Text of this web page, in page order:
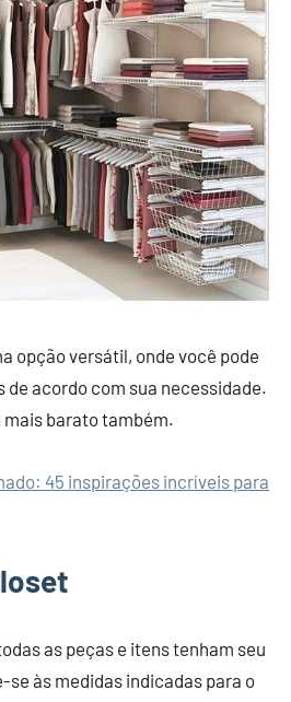
opção versátil, onde você pode
de acordo com sua necessidade.
mais barato também.
45 inspirações incríveis para
as peças e itens tenham seu
às medidas indicadas para o